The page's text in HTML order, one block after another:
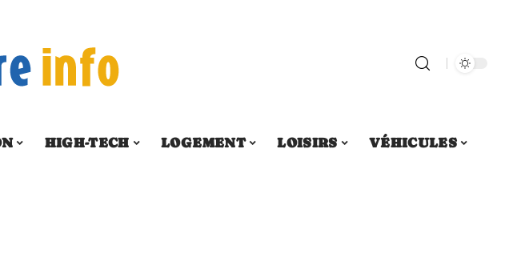
HIGH-TECH LOGEMENT LOISIRS
VÉHICULES